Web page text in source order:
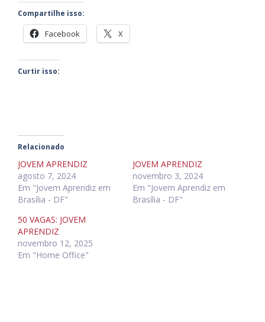
Compartilhe isso:
Facebook X
Curtir isso:
Relacionado
JOVEM APRENDIZ
agosto 7, 2024
Em "Jovem Aprendiz em
Brasília - DF"
JOVEM APRENDIZ
novembro 3, 2024
Em "Jovem Aprendiz em
Brasília - DF"
50 VAGAS: JOVEM
APRENDIZ
novembro 12, 2025
Em "Home Office"